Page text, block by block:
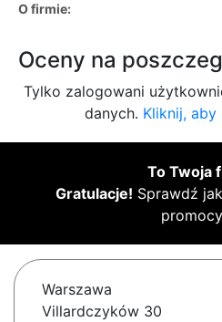
O firmie:
Oceny na
Tylko zalogowani
danych. Kliknij,
To Twoja
Gratulacje! Sprawdź
Warszawa
Villardczyków 30